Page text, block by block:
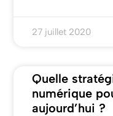
27 juillet 2020
Quelle
numérique
aujourd’hui ?